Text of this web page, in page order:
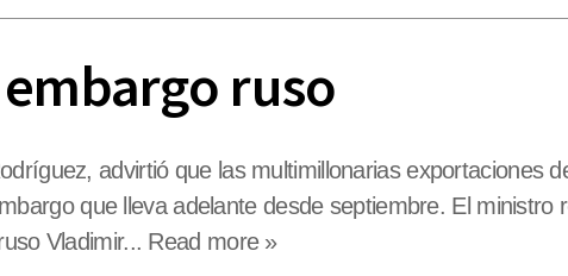
ruso
advirtió que las multimillonarias exportaciones
que lleva adelante desde septiembre. El ministro
Vladimir... Read more »